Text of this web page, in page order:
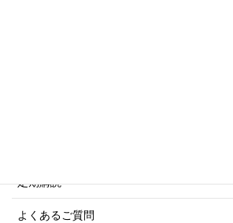
定期購読
よくあるご質問